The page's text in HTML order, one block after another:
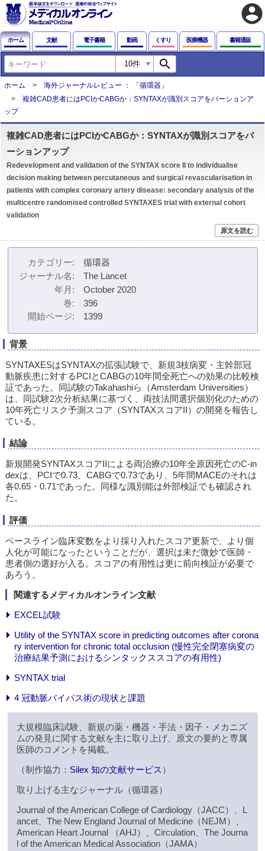
account_circle
ホーム 文献 電子書籍 動画 くすり 医療機器 書籍通販
search
ホーム
海外ジャーナルレビュー ： 「循環器」
複雑CAD患者にはPCIかCABGか：SYNTAXが識別スコアをバーションア
ップ
複雑CAD患者にはPCIかCABGか：SYNTAXが識別スコアをバ
ーションアップ
Redevelopment and validation of the SYNTAX score II to individualise
decision making between percutaneous and surgical revascularisation in
patients with complex coronary artery disease: secondary analysis of the
multicentre randomised controlled SYNTAXES trial with external cohort
validation
原文を読む
カテゴリー
循環器
ジャーナル名
The Lancet
年月
October 2020
巻
396
開始ページ
1399
背景
SYNTAXESはSYNTAXの拡張試験で、新規3枝病変・主幹部冠
動脈疾患に対するPCIとCABGの10年間全死亡への効果の比較検
証であった。同試験のTakahashiら（Amsterdam Universities）
は、同試験2次分析結果に基づく、両技法間選択個別化のための
10年死亡リスク予測スコア（SYNTAXスコアII）の開発を報告し
ている。
結論
新規開発SYNTAXスコアIIによる両治療の10年全原因死亡のC-in
dexは、PCIで0.73、CABGで0.73であり、5年間MACEのそれは
各0.65・0.71であった。同様な識別能は外部検証でも確認され
た。
評価
ベースライン臨床変数をより採り入れたスコア更新で、より個
人化が可能になったということだが、選択は未だ微妙で医師・
患者側の選好が入る。スコアの有用性は更に前向検証が必要で
あろう。
関連するメディカルオンライン文献
EXCEL試験
Utility of the SYNTAX score in predicting outcomes after corona
ry intervention for chronic total occlusion (慢性完全閉塞病変の
治療結果予測におけるシンタックススコアの有用性)
SYNTAX trial
4 冠動脈バイパス術の現状と課題
大規模臨床試験、新規の薬・機器・手法・因子・メカニズ
ムの発見に関する文献を主に取り上げ、原文の要約と専属
医師のコメントを掲載。
（制作協力： Silex 知の文献サービス ）
取り上げる主なジャーナル（循環器）
Journal of the American College of Cardiology（JACC）、L
ancet、The New England Journal of Medicine（NEJM）、
American Heart Journal （AHJ）、Circulation、The Journa
l of the American Medical Association（JAMA）